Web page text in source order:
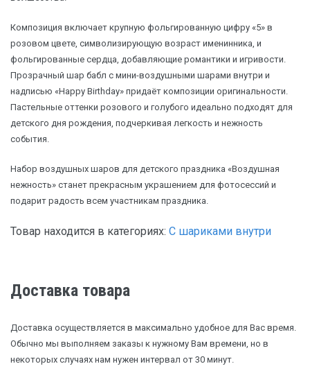
Композиция включает крупную фольгированную цифру «5» в
розовом цвете, символизирующую возраст именинника, и
фольгированные сердца, добавляющие романтики и игривости.
Прозрачный шар бабл с мини-воздушными шарами внутри и
надписью «Happy Birthday» придаёт композиции оригинальности.
Пастельные оттенки розового и голубого идеально подходят для
детского дня рождения, подчеркивая легкость и нежность
события.
Набор воздушных шаров для детского праздника «Воздушная
нежность» станет прекрасным украшением для фотосессий и
подарит радость всем участникам праздника.
Товар находится в категориях: С шариками внутри
Доставка товара
Доставка осуществляется в максимально удобное для Вас время.
Обычно мы выполняем заказы к нужному Вам времени, но в
некоторых случаях нам нужен интервал от 30 минут.